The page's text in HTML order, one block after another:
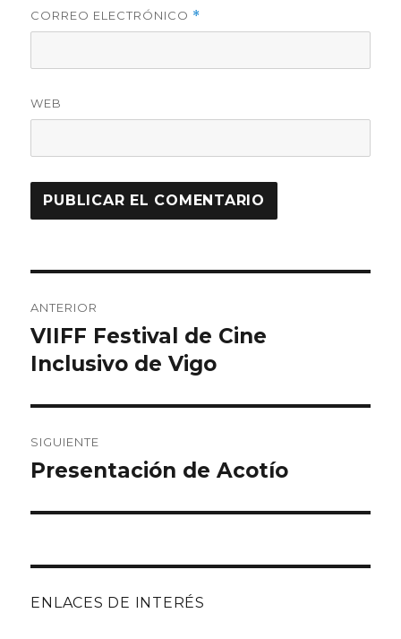
CORREO ELECTRÓNICO *
WEB
de
entradas
ANTERIOR
Entrada
anterior:
VIIFF Festival de Cine
Inclusivo de Vigo
SIGUIENTE
Entrada
Presentación de Acotío
ENLACES DE INTERÉS